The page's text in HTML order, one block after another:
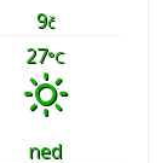
9č
27°C
ned